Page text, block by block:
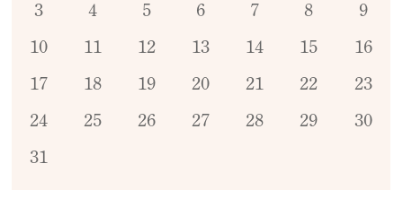
3 4 5 6 7 8 9
10 11 12 13 14 15 16
17 18 19 20 21 22 23
24 25 26 27 28 29 30
31